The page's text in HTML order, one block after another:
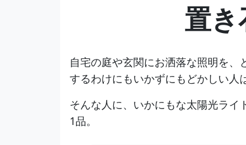
置き
自宅の庭や玄関にお洒落な照明を、
するわけにもいかずにもどかしい人
そんな人に、いかにもな太陽光ライ
1品。